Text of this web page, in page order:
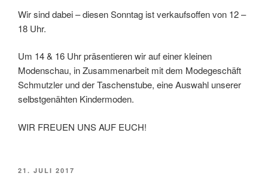
Wir sind dabei – diesen Sonntag ist verkaufsoffen von 12 –
18 Uhr.
Um 14 & 16 Uhr präsentieren wir auf einer kleinen
Modenschau, in Zusammenarbeit mit dem Modegeschäft
Schmutzler und der Taschenstube, eine Auswahl unserer
selbstgenähten Kindermoden.
WIR FREUEN UNS AUF EUCH!
VERÖFFENTLICHT
21. JULI 2017